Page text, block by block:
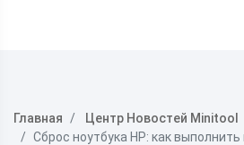
Главная
Центр Новостей Minitool
Сброс ноутбука HP: как